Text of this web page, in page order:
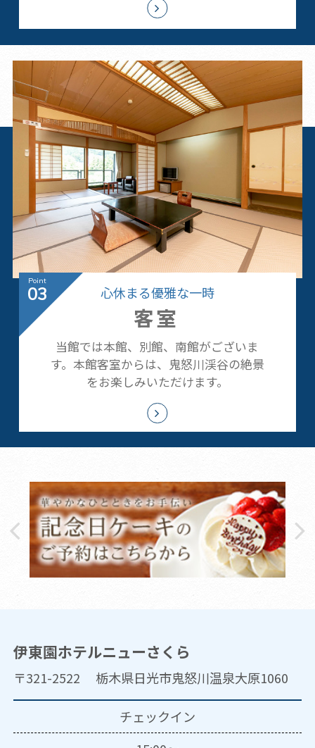
03 心休まる優雅な一時
客室
当館では本館、別館、南館がございま
す。本館客室からは、鬼怒川渓谷の絶景
をお楽しみいただけます。
伊東園ホテルニューさくら
〒321-2522 栃木県日光市鬼怒川温泉大原1060
チェックイン